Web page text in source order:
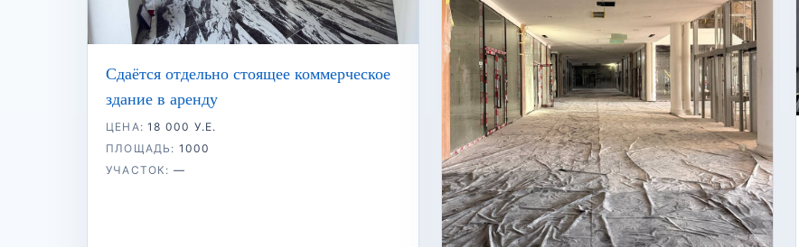
Сдаётся отдельно стоящее коммерческое
здание в аренду
ЦЕНА:18 000 У.Е.
ПЛОЩАДЬ: 1000
УЧАСТОК: —